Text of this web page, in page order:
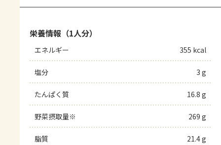
栄養情報（1人分）
エネルギー 355 kcal
塩分 3 g
たんぱく質 16.8 g
野菜摂取量※ 269 g
脂質 21.4 g